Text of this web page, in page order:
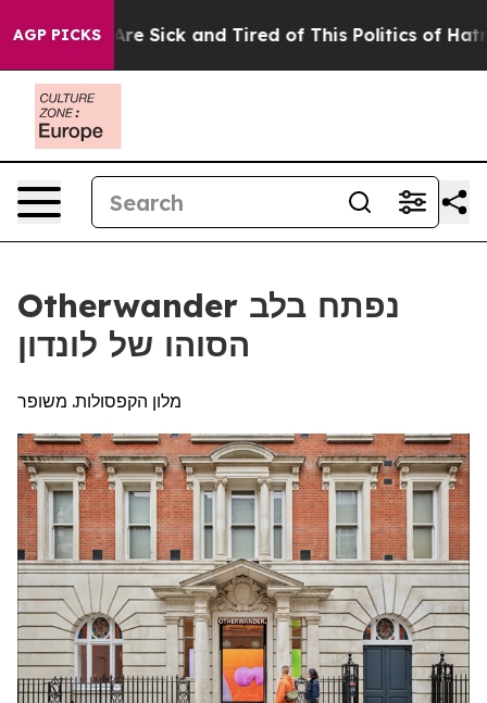
AGP PICKS
Are Sick and Tired of This Politics of Hatred”
Otherwander נפתח בלב
הסוהו של לונדון
מלון הקפסולות. משופר